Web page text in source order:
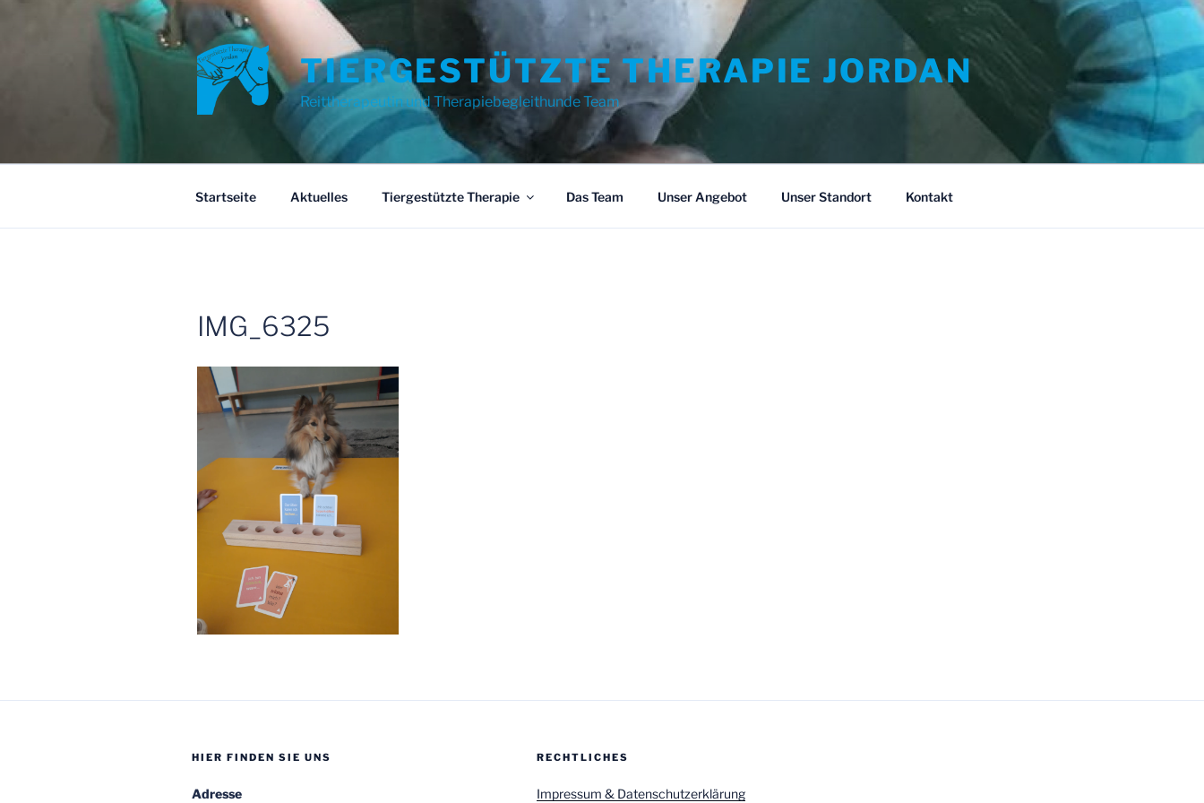
TIERGESTÜTZTE THERAPIE JORDAN
Reittherapeutin und Therapiebegleithunde Team
Startseite Aktuelles Tiergestützte Therapie Das Team Unser Angebot Unser Standort Kontakt
IMG_6325
HIER FINDEN SIE UNS
Adresse
RECHTLICHES
Impressum & Datenschutzerklärung